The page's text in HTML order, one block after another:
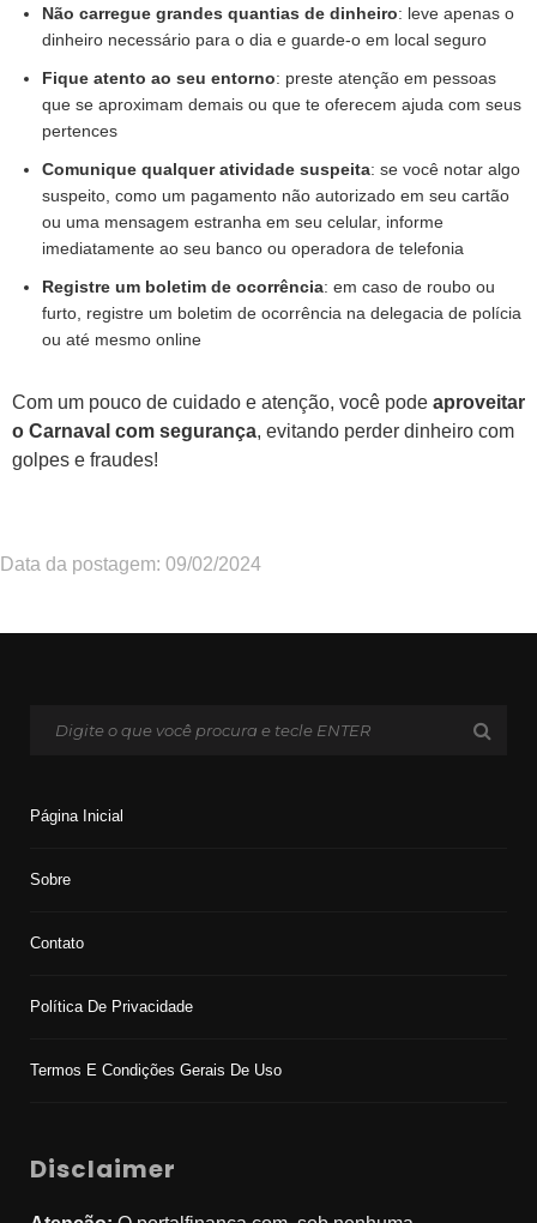
Não carregue grandes quantias de dinheiro: leve apenas o
dinheiro necessário para o dia e guarde-o em local seguro
Fique atento ao seu entorno: preste atenção em pessoas
que se aproximam demais ou que te oferecem ajuda com seus
pertences
Comunique qualquer atividade suspeita: se você notar algo
suspeito, como um pagamento não autorizado em seu cartão
ou uma mensagem estranha em seu celular, informe
imediatamente ao seu banco ou operadora de telefonia
Registre um boletim de ocorrência: em caso de roubo ou
furto, registre um boletim de ocorrência na delegacia de polícia
ou até mesmo online
Com um pouco de cuidado e atenção, você pode aproveitar
o Carnaval com segurança, evitando perder dinheiro com
golpes e fraudes!
Data da postagem: 09/02/2024
Página Inicial
Sobre
Contato
Política De Privacidade
Termos E Condições Gerais De Uso
Disclaimer